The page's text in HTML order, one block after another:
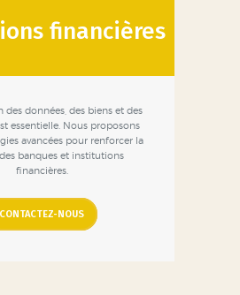
financières
des données, des biens et des
essentielle. Nous proposons
avancées pour renforcer la
banques et institutions
financières.
CONTACTEZ-NOUS